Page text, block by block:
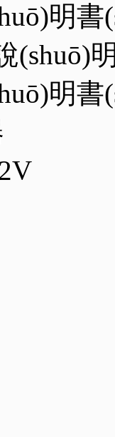
明書
(shuō)
明書